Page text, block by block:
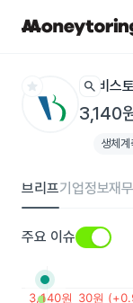
star search 비스
3,140
생체계
브리프기업정보재
주요 이슈